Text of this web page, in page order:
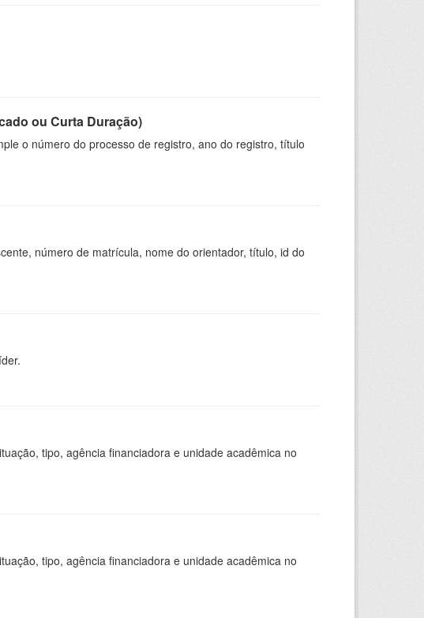
ou Curta Duração)
o número do processo de registro, ano do registro, título
número de matrícula, nome do orientador, título, id do
tipo, agência financiadora e unidade acadêmica no
tipo, agência financiadora e unidade acadêmica no